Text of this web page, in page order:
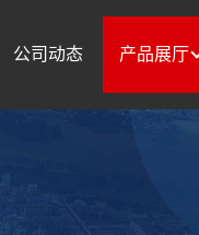
公司动态 产品展厅